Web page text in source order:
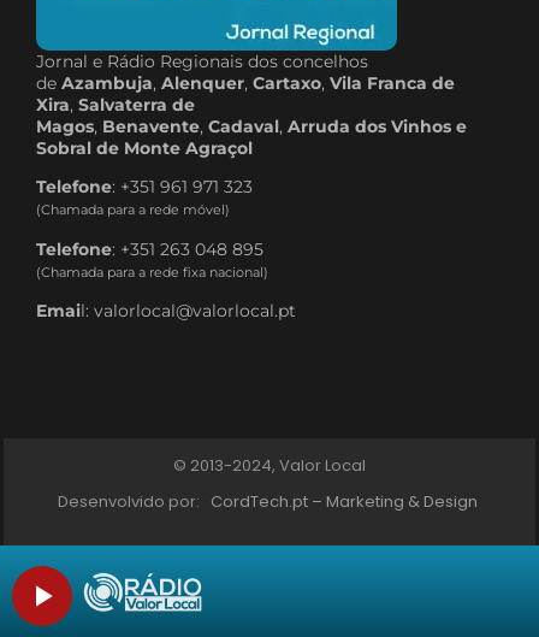
Jornal e Rádio Regionais dos concelhos
de Azambuja, Alenquer, Cartaxo, Vila Franca de
Xira, Salvaterra de
Magos, Benavente, Cadaval, Arruda dos Vinhos e
Sobral de Monte Agraçol
Telefone: +351 961 971 323
(Chamada para a rede móvel)
Telefone: +351 263 048 895
(Chamada para a rede fixa nacional)
Email: valorlocal@valorlocal.pt
© 2013-2024, Valor Local
Desenvolvido por: CordTech.pt – Marketing & Design